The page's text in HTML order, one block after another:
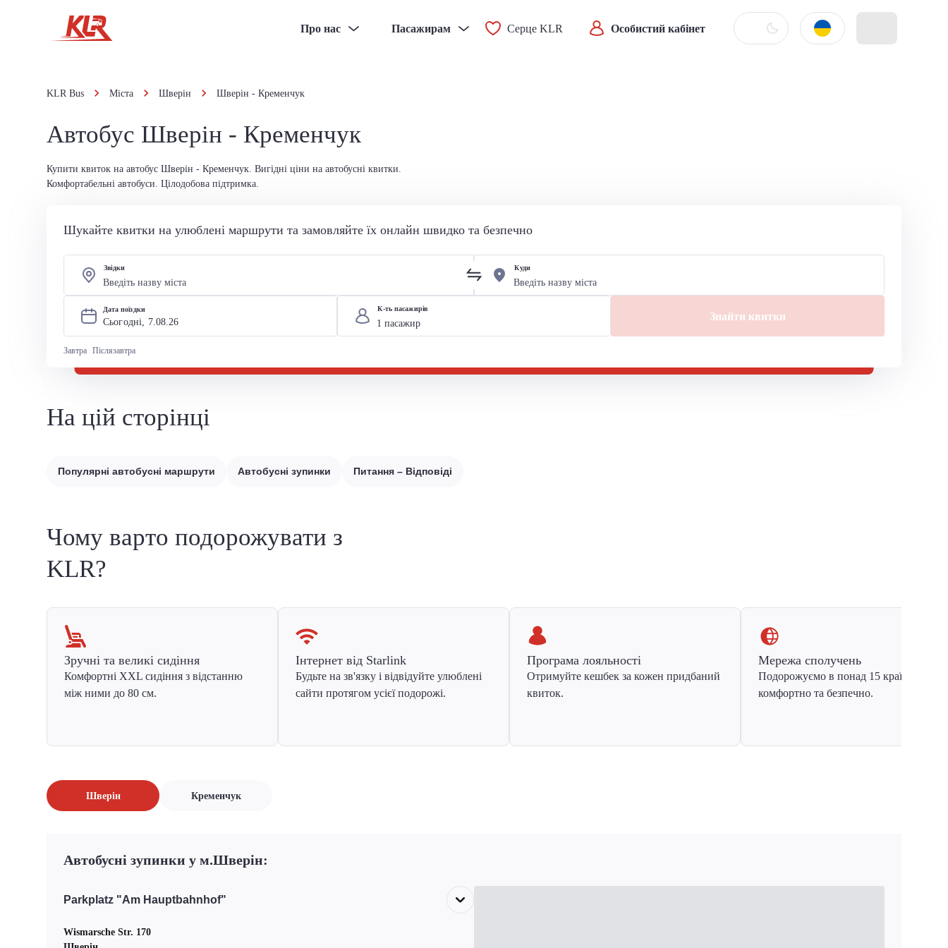
Про нас Пасажирам Серце KLR Особистий кабінет
KLR Bus Міста Шверін Шверін - Кременчук
Автобус Шверін - Кременчук
Купити квиток на автобус Шверін - Кременчук. Вигідні ціни на автобусні квитки.
Комфортабельні автобуси. Цілодобова підтримка.
Шукайте квитки на улюблені маршрути та замовляйте їх онлайн швидко та безпечно
Звідки Куди
Дата поїздки
Сьогодні, 7.08.26
Завтра Післязавтра
К-ть пасажирів
Знайти квитки
На цій сторінці
Популярні автобусні маршрути Автобусні зупинки Питання – Відповіді
Чому варто подорожувати з
KLR?
Зручні та великі сидіння
Комфортні XXL сидіння з відстанню
між ними до 80 см.
Інтернет від Starlink
Будьте на зв'язку і відвідуйте улюблені
сайти протягом усієї подорожі.
Програма лояльності
Отримуйте кешбек за кожен придбаний
квиток.
Мережа сполучень
Подорожуємо в понад 15 країн Європи
комфортно та безпечно.
Шверін Кременчук
Автобусні зупинки у м.Шверін:
Parkplatz "Am Hauptbahnhof"
Wismarsche Str. 170